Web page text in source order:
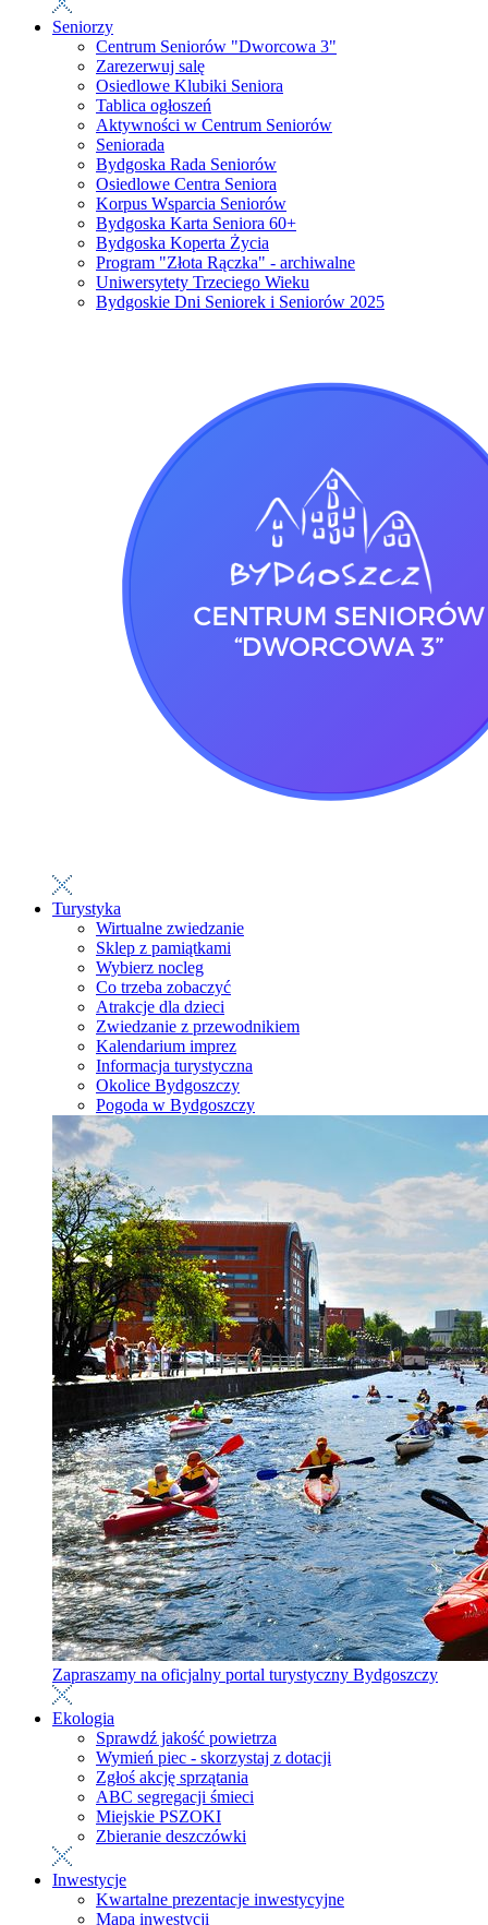
Seniorzy
Centrum Seniorów "Dworcowa 3"
Zarezerwuj salę
Osiedlowe Klubiki Seniora
Tablica ogłoszeń
Aktywności w Centrum Seniorów
Seniorada
Bydgoska Rada Seniorów
Osiedlowe Centra Seniora
Korpus Wsparcia Seniorów
Bydgoska Karta Seniora 60+
Bydgoska Koperta Życia
Program "Złota Rączka" - archiwalne
Uniwersytety Trzeciego Wieku
Bydgoskie Dni Seniorek i Seniorów 2025
Turystyka
Wirtualne zwiedzanie
Sklep z pamiątkami
Wybierz nocleg
Co trzeba zobaczyć
Atrakcje dla dzieci
Zwiedzanie z przewodnikiem
Kalendarium imprez
Informacja turystyczna
Okolice Bydgoszczy
Pogoda w Bydgoszczy
Zapraszamy na oficjalny portal turystyczny Bydgoszczy
Ekologia
Sprawdź jakość powietrza
Wymień piec - skorzystaj z dotacji
Zgłoś akcję sprzątania
ABC segregacji śmieci
Miejskie PSZOKI
Zbieranie deszczówki
Inwestycje
Kwartalne prezentacje inwestycyjne
Mapa inwestycji